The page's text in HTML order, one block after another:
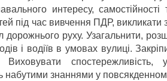
интересу, самостійності
під час вивчення ПДР, викликати
дорожнього руху. Узагальнити,
і водіїв в умовах вулиці.
спостережливість,
набутими знаннями у